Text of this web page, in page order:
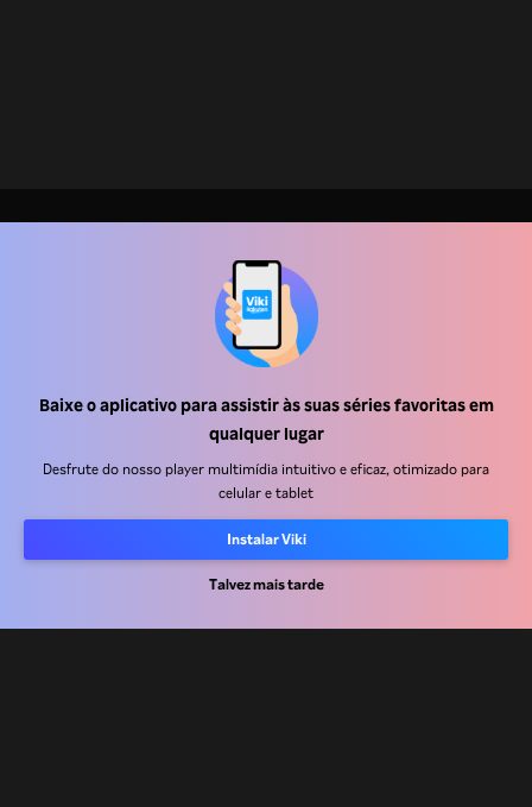
Baixe o aplicativo para assistir às suas séries favoritas em
qualquer lugar
Desfrute do nosso player multimídia intuitivo e eficaz, otimizado para
celular e tablet
Instalar Viki
Talvez mais tarde
Central de ajuda
Emissoras